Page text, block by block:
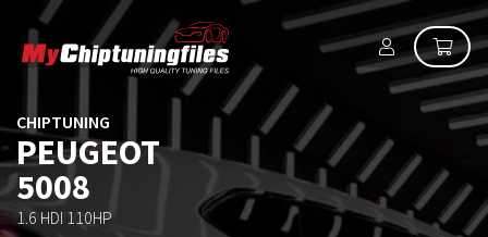
CHIPTUNING
PEUGEOT
5008
1.6 HDI 110HP